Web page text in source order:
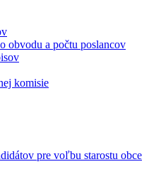
obvodu a počtu poslancov
komisie
pre voľbu starostu obce